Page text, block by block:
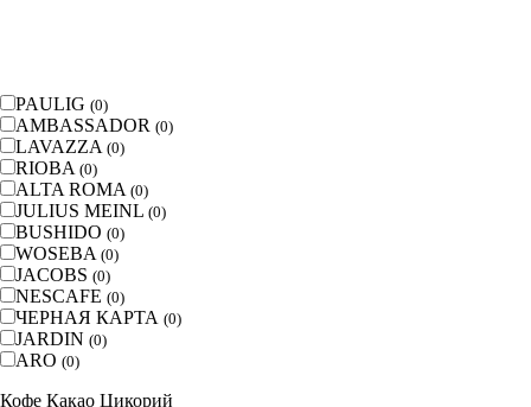
PAULIG (0)
AMBASSADOR (0)
LAVAZZA (0)
RIOBA (0)
ALTA ROMA (0)
JULIUS MEINL (0)
BUSHIDO (0)
WOSEBA (0)
JACOBS (0)
NESCAFE (0)
ЧЕРНАЯ КАРТА (0)
JARDIN (0)
ARO (0)
Кофе Какао Цикорий